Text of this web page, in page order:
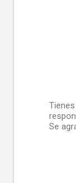
P
u
Se